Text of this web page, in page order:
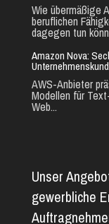
Wie übermäßige
beruflichen
dagegen tun
Amazon Nova:
AWS-Anbieter
Modellen für
Web...
Unser
gewerbliche